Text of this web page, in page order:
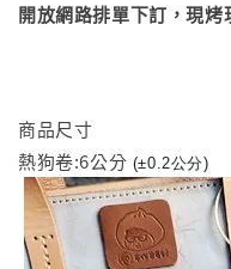
開放網路排單下訂，現烤
商品尺寸
熱狗卷:6公分 (±0.2公分)